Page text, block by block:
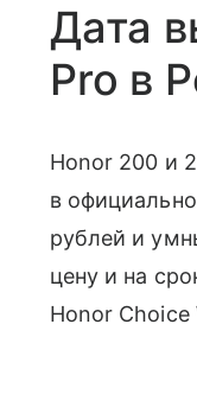
Дата
Pro в
Honor 200 и
в
рублей и
цену и на
Honor Choice